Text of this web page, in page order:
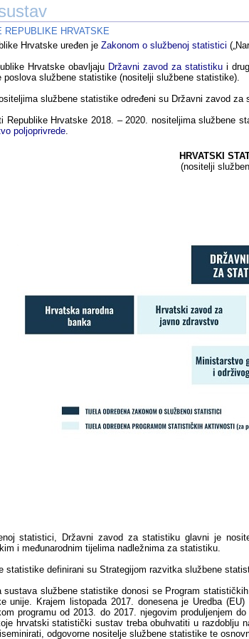
REPUBLIKE HRVATSKE
Hrvatske uređen je Zakonom o službenoj statistici
Hrvatske obavljaju Državni zavod za statistiku i
poslova službene statistike (nositelji službene statistike).
službene statistike određeni su Državni zavod
Republike Hrvatske 2018. – 2020. nositeljima službene
poljoprivrede.
HRVATSKI
(nositelji
statistici, Državni zavod za statistiku glavni je
i međunarodnim tijelima nadležnima za statistiku.
definirani su Strategijom razvitka službene
sustava službene statistike donosi se Program
unije. Krajem listopada 2017. donesena je Uredba
programu od 2013. do 2017. njegovim produljenjem
hrvatski statistički sustav treba obuhvatiti u razdoblju
odgovorne nositelje službene statistike te